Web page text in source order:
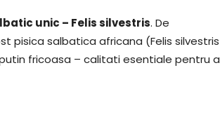
unic – Felis silvestris. De
pisica salbatica africana (Felis silvestris
fricoasa – calitati esentiale pentru a